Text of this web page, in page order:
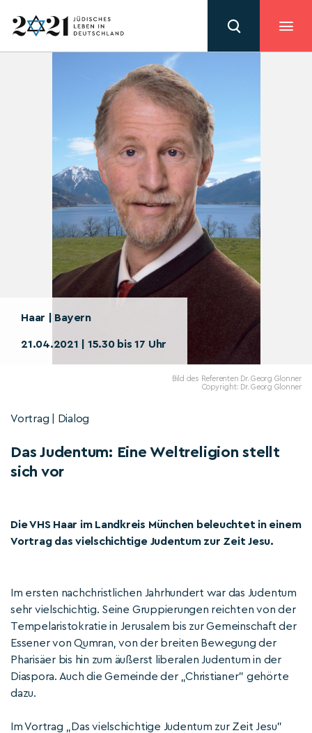
Haar | Bayern
21.04.2021 | 15.30 bis 17 Uhr
Bild des Referenten Dr. Georg Glonner
Copyright: Dr. Georg Glonner
Vortrag | Dialog
Das Judentum: Eine Weltreligion stellt
sich vor
Die VHS Haar im Landkreis München beleuchtet in einem
Vortrag das vielschichtige Judentum zur Zeit Jesu.
Im ersten nachchristlichen Jahrhundert war das Judentum
sehr vielschichtig. Seine Gruppierungen reichten von der
Tempelaristokratie in Jerusalem bis zur Gemeinschaft der
Essener von Qumran, von der breiten Bewegung der
Pharisäer bis hin zum äußerst liberalen Judentum in der
Diaspora. Auch die Gemeinde der „Christianer” gehörte
dazu.
Im Vortrag „Das vielschichtige Judentum zur Zeit Jesu”